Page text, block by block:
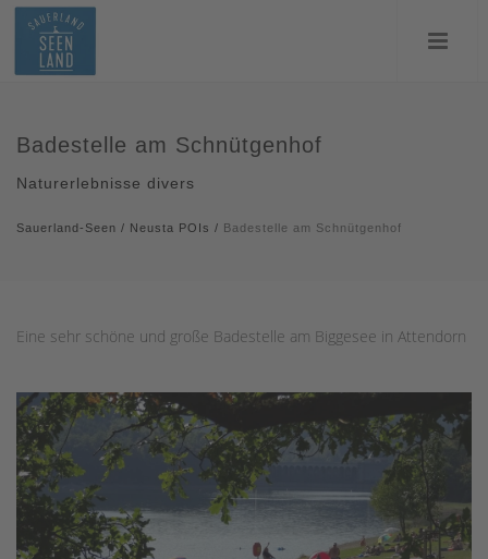
Badestelle am Schnütgenhof
Naturerlebnisse divers
Sauerland-Seen / Neusta POIs / Badestelle am Schnütgenhof
Eine sehr schöne und große Badestelle am Biggesee in Attendorn